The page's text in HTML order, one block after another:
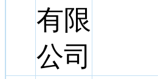
有限
公司